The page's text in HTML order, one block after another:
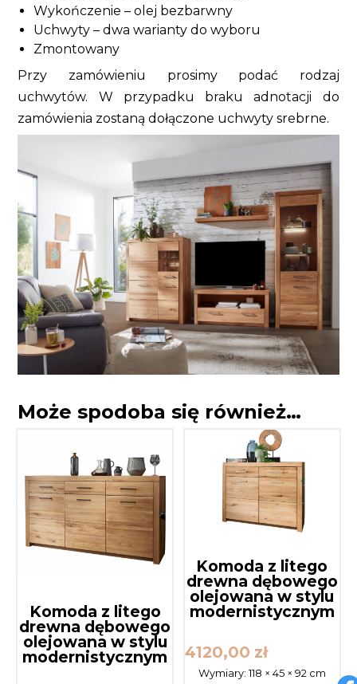
Wykończenie – olej bezbarwny
Uchwyty – dwa warianty do wyboru
Zmontowany
Przy zamówieniu prosimy podać rodzaj
uchwytów. W przypadku braku adnotacji do
zamówienia zostaną dołączone uchwyty srebrne.
Może spodoba się również…
Komoda z litego
drewna dębowego
olejowana w stylu
modernistycznym
Komoda z litego
drewna dębowego
olejowana w stylu
modernistycznym
4120,00 zł
Wymiary: 118 × 45 × 92 cm